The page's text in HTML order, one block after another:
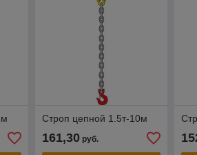
Строп цепной 1.5т-10м
161,30руб.